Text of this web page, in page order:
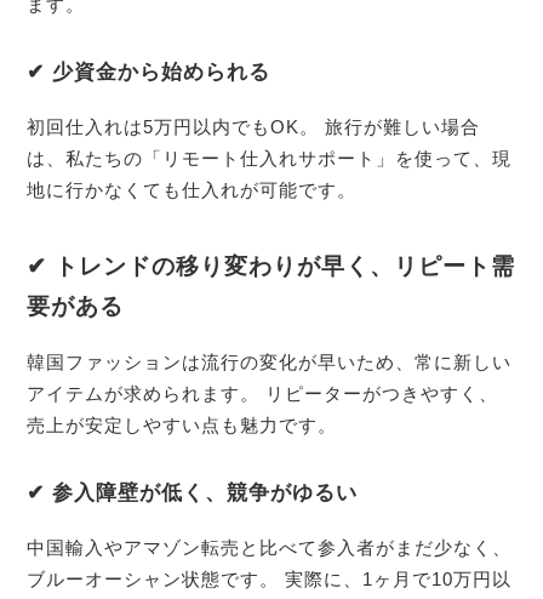
ます。
✔ 少資金から始められる
初回仕入れは5万円以内でもOK。 旅行が難しい場合
は、私たちの「リモート仕入れサポート」を使って、現
地に行かなくても仕入れが可能です。
✔ トレンドの移り変わりが早く、リピート需
要がある
韓国ファッションは流行の変化が早いため、常に新しい
アイテムが求められます。 リピーターがつきやすく、
売上が安定しやすい点も魅力です。
✔ 参入障壁が低く、競争がゆるい
中国輸入やアマゾン転売と比べて参入者がまだ少なく、
ブルーオーシャン状態です。 実際に、1ヶ月で10万円以